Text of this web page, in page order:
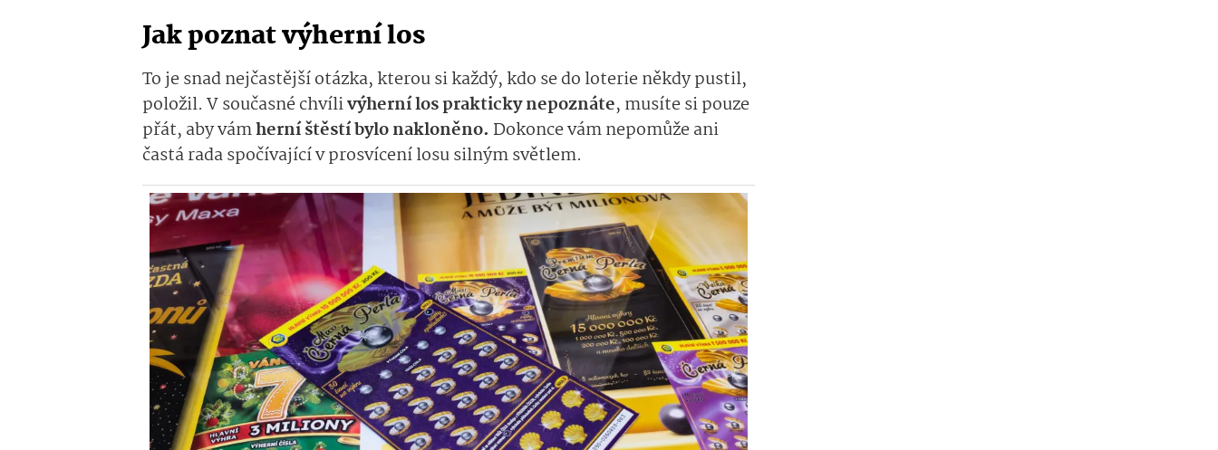
Jak poznat výherní los
To je snad nejčastější otázka, kterou si každý, kdo se do loterie někdy pustil,
položil. V současné chvílivýherní los prakticky nepoznáte, musíte si pouze
přát, aby vámherní štěstí bylo nakloněno. Dokonce vám nepomůže ani
častá rada spočívající v prosvícení losu silným světlem.